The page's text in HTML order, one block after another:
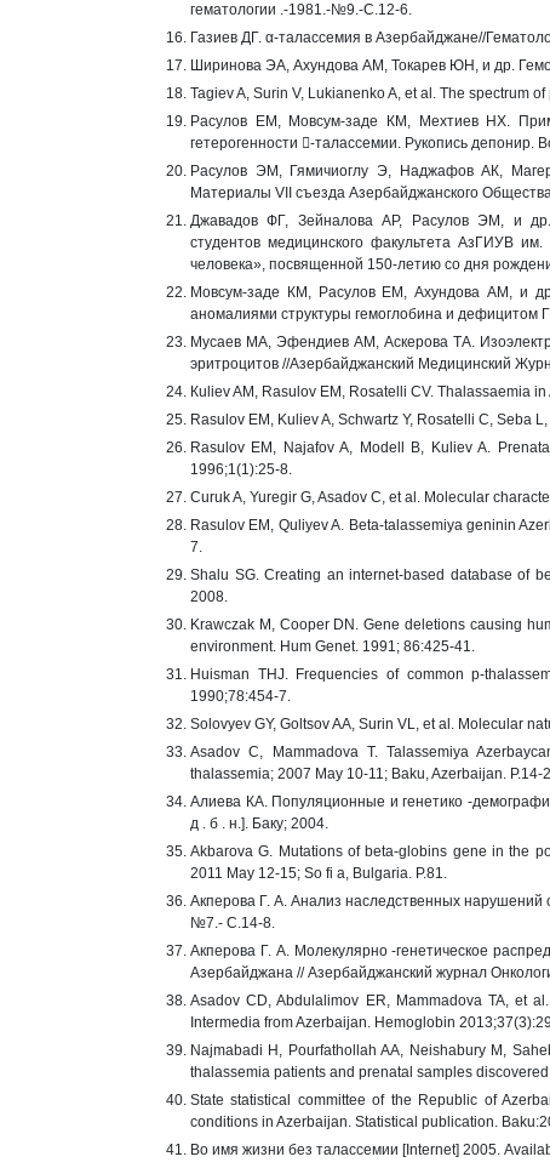
гематологии .-1981.-№9.-С.12-6.
Газиев ДГ. α-талассемия в Азербайджане//
Ширинова ЭА, Ахундова АМ, Токарев ЮН, и др.
Tagiev A, Surin V, Lukianenko A, et al. The spectrum
Расулов ЕМ, Мовсум-заде КМ, Мехтиев НХ.
гетерогенности -талассемии. Рукопись
Расулов ЭМ, Гямичиоглу Э, Наджафов АК,
Материалы VII съезда Азербайджанского
Джавадов ФГ, Зейналова АР, Расулов ЭМ, и др.
студентов медицинского факультета АзГИУВ
человека», посвященной 150-летию со дня
Мовсум-заде КМ, Расулов ЕМ, Ахундова АМ, и
аномалиями структуры гемоглобина и
Мусаев МА, Эфендиев АМ, Аскерова ТА.
эритроцитов //Азербайджанский Медицинский
Кuliev AM, Rasulov EM, Rosatelli CV. Thalassaemia
Rasulov EM, Kuliev A, Schwartz Y, Rosatelli C, Seba
Rasulov EM, Najafov A, Modell B, Kuliev A.
1996;1(1):25-8.
Curuk A, Yuregir G, Asadov C, et al. Molecular
Rаsulov EM, Quliyev A. Beta-talassemiya geninin
7.
Shalu SG. Creating an internet-based database of
2008.
Krawczak M, Cooper DN. Gene deletions causing
environment. Hum Genet. 1991; 86:425-41.
Huisman THJ. Frequencies of common p-
1990;78:454-7.
Solovyev GY, Goltsov AA, Surin VL, et al. Molecular
Asadov C, Mammadova T. Talassemiya
thalassemia; 2007 May 10-11; Baku, Azerbaijan. P.14-
Алиева КА. Популяционные и генетико -
д . б . н.]. Баку; 2004.
Akbarova G. Mutations of beta-globins gene in the
2011 May 12-15; So fi a, Bulgaria. P.81.
Акперова Г. А. Анализ наследственных
№7.- С.14-8.
Акперова Г. А. Молекулярно -генетическое
Азербайджана // Азербайджанский журнал
Asadov CD, Abdulalimov ER, Mammadova TA, et
Intermedia from Azerbaijan. Hemoglobin
Najmabadi H, Pourfathollah AA, Neishabury M,
thalassemia patients and prenatal samples
State statistical committee of the Republic of
conditions in Azerbaijan. Statistical publication.
Во имя жизни без талассемии [Internet] 2005.